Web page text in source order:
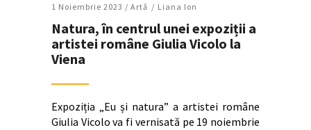
1 Noiembrie 2023 / Artǎ Liana Ion
Natura, în centrul unei expoziții a
artistei române Giulia Vicolo la
Viena
Expoziția „Eu și natura” a artistei române
Giulia Vicolo va fi vernisată pe 19 noiembrie